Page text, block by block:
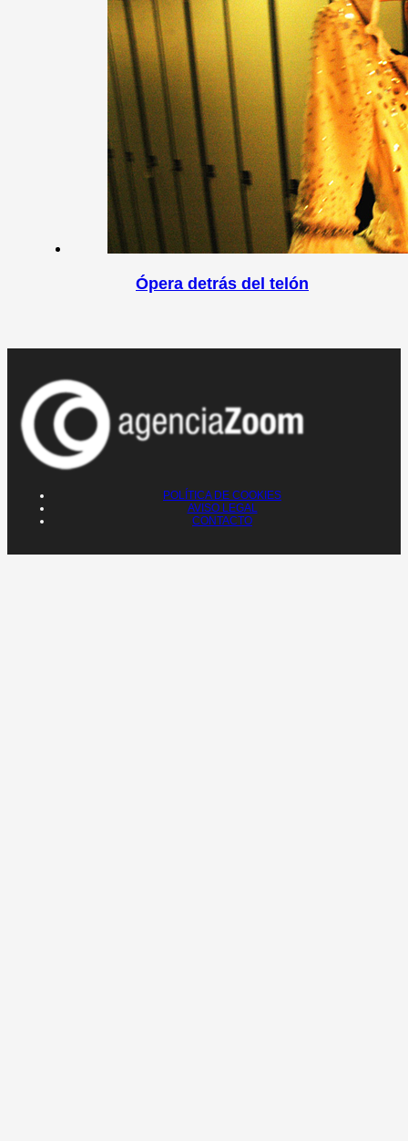
Ópera detrás del telón
POLÍTICA DE COOKIES
AVISO LEGAL
CONTACTO